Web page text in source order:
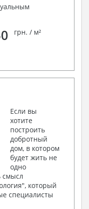
грн. / м²
Если вы
хотите
построить
добротный
дом, в котором
будет жить не
одно
смысл
который
специалисты